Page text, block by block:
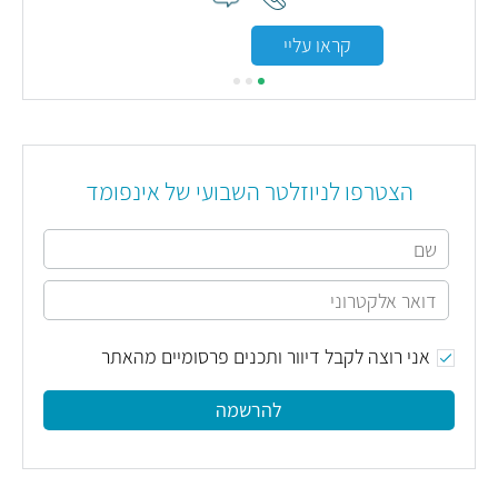
קראו עליי
הצטרפו לניוזלטר השבועי של אינפומד
אני רוצה לקבל דיוור ותכנים פרסומיים מהאתר
להרשמה